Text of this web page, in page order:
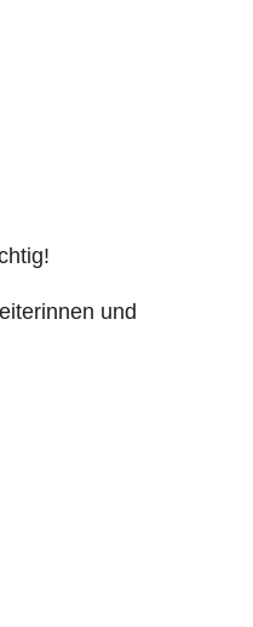
und